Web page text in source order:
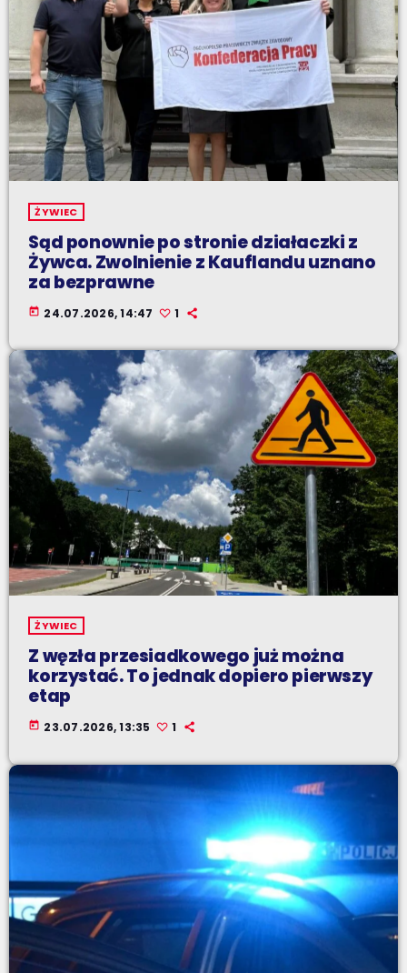
ŻYWIEC
Sąd ponownie po stronie działaczki z
Żywca. Zwolnienie z Kauflandu uznano
za bezprawne
today 24.07.2026, 14:47 1
ŻYWIEC
Z węzła przesiadkowego już można
korzystać. To jednak dopiero pierwszy
etap
today 23.07.2026, 13:35 1